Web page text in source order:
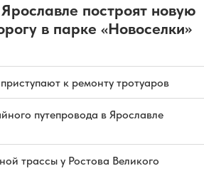
построят новую
в парке «Новоселки»
к ремонту тротуаров
путепровода в Ярославле
трассы у Ростова Великого